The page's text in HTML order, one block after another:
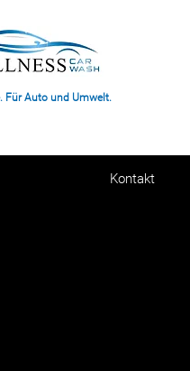
Für Auto und Umwelt.
Kontakt